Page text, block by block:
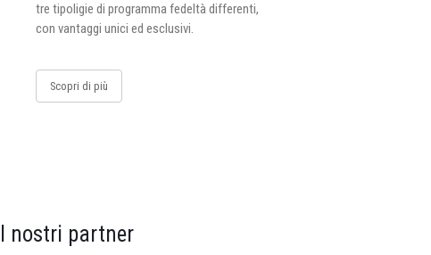
tre tipoligie di programma fedeltà differenti,
con vantaggi unici ed esclusivi.
Scopri di più
I nostri partner